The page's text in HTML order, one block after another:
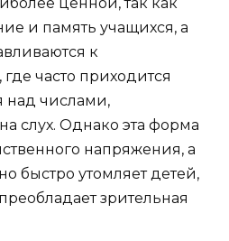
и память учащихся, а
к
часто приходится
над числами,
слух. Однако эта форма
напряжения, а
быстро утомляет детей,
зрительная